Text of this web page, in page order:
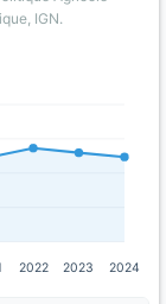
IGN.
2022 2023 2024